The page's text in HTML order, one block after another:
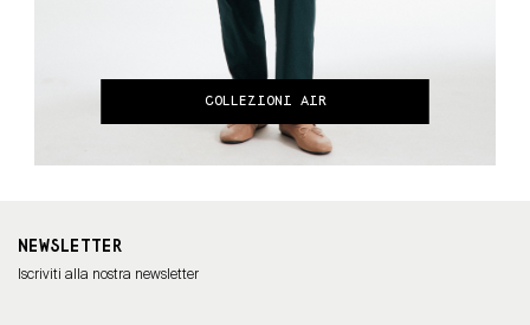
COLLEZIONI AIR
NEWSLETTER
Iscriviti alla nostra newsletter